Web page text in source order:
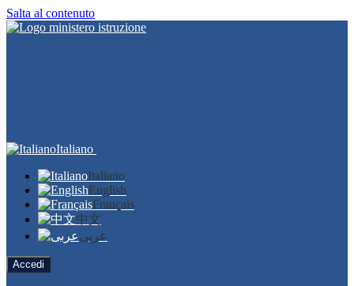
Salta al contenuto
Italiano
Italiano
English
Français
中文
عربى
Accedi